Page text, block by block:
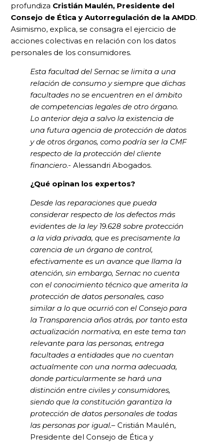
profundiza Cristián Maulén, Presidente del
Consejo de Ética y Autorregulación de la AMDD.
Asimismo, explica, se consagra el ejercicio de
acciones colectivas en relación con los datos
personales de los consumidores.
Esta facultad del Sernac se limita a una
relación de consumo y siempre que dichas
facultades no se encuentren en el ámbito
de competencias legales de otro órgano.
Lo anterior deja a salvo la existencia de
una futura agencia de protección de datos
y de otros órganos, como podría ser la CMF
respecto de la protección del cliente
financiero.- Alessandri Abogados.
¿Qué opinan los expertos?
Desde las reparaciones que pueda
considerar respecto de los defectos más
evidentes de la ley 19.628 sobre protección
a la vida privada, que es precisamente la
carencia de un órgano de control,
efectivamente es un avance que llama la
atención, sin embargo, Sernac no cuenta
con el conocimiento técnico que amerita la
protección de datos personales, caso
similar a lo que ocurrió con el Consejo para
la Transparencia años atrás, por tanto esta
actualización normativa, en este tema tan
relevante para las personas, entrega
facultades a entidades que no cuentan
actualmente con una norma adecuada,
donde particularmente se hará una
distinción entre civiles y consumidores,
siendo que la constitución garantiza la
protección de datos personales de todas
las personas por igual.– Cristián Maulén,
Presidente del Consejo de Ética y